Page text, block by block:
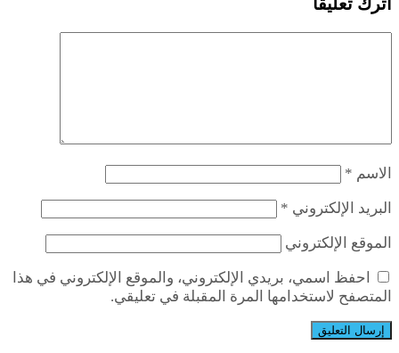
الاسم *
البريد الإلكتروني *
الموقع الإلكتروني
احفظ اسمي، بريدي الإلكتروني، والموقع الإلكتروني في هذا
المتصفح لاستخدامها المرة المقبلة في تعليقي.